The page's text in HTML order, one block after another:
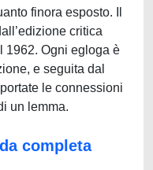
finora esposto. Il
critica
1962. Ogni egloga è
e seguita dal
le connessioni
un lemma.
completa